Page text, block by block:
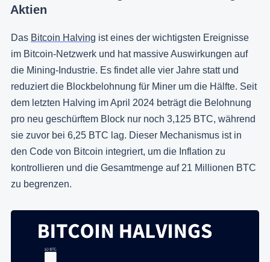
Aktien
Das Bitcoin Halving ist eines der wichtigsten Ereignisse
im Bitcoin-Netzwerk und hat massive Auswirkungen auf
die Mining-Industrie. Es findet alle vier Jahre statt und
reduziert die Blockbelohnung für Miner um die Hälfte. Seit
dem letzten Halving im April 2024 beträgt die Belohnung
pro neu geschürftem Block nur noch 3,125 BTC, während
sie zuvor bei 6,25 BTC lag. Dieser Mechanismus ist in
den Code von Bitcoin integriert, um die Inflation zu
kontrollieren und die Gesamtmenge auf 21 Millionen BTC
zu begrenzen.